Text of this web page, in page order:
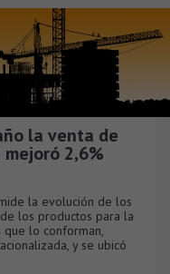
la venta de
2,6%
la evolución de los
los productos para la
que lo conforman,
y se ubicó